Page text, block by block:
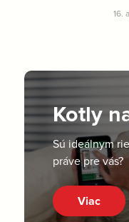
16.
Kotly
Sú ideálnym
práve pre vás?
Viac